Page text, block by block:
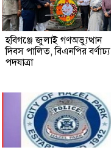
হবিগঞ্জে জুলাই গণঅভ্যুত্থান
দিবস পালিত, বিএনপির বর্ণাঢ্য
পদযাত্রা